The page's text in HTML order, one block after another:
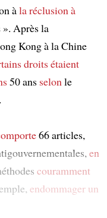
àla réclusion à
». Après la
Kong à la Chine
droitsétaient
50 ans selon le
66 articles,
en
couramment
endommager un